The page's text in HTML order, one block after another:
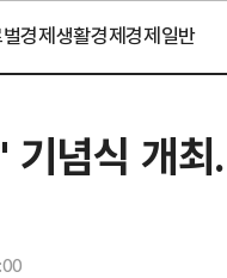
경제생활경제경제일반
념식 개